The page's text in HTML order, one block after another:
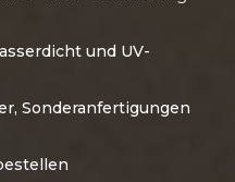
und UV-
Sonderanfertigungen